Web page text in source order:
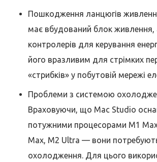
Пошкодження ланцюгів
має вбудований блок живлення,
контролерів для керування
його вразливим для стрімких
«стрибків» у побутовій мережі
Проблеми з системою
Враховуючи, що Mac Studio
потужними процесорами M1
Max, M2 Ultra — вони
охолодження. Для цього